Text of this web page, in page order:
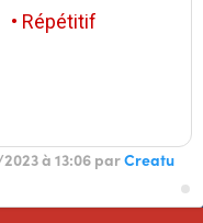
• Répétitif
à 13:06 parCreatu